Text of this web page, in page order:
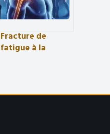
Fracture de
fatigue à la
reprise sans